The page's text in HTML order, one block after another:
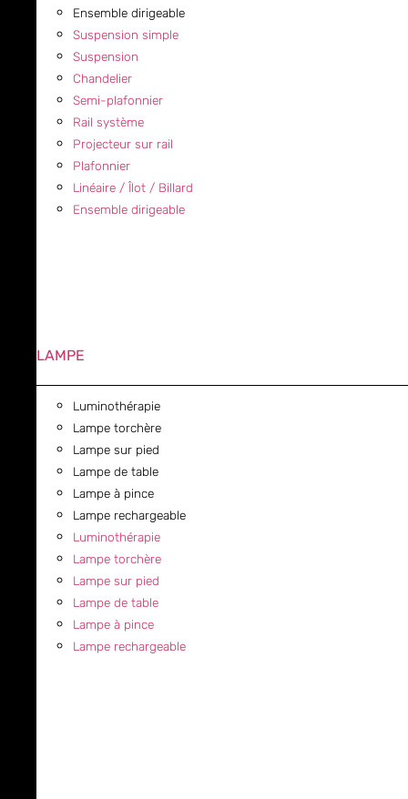
Ensemble dirigeable
Suspension simple
Suspension
Chandelier
Semi-plafonnier
Rail système
Projecteur sur rail
Plafonnier
Linéaire / Îlot / Billard
Ensemble dirigeable
LAMPE
Luminothérapie
Lampe torchère
Lampe sur pied
Lampe de table
Lampe à pince
Lampe rechargeable
Luminothérapie
Lampe torchère
Lampe sur pied
Lampe de table
Lampe à pince
Lampe rechargeable